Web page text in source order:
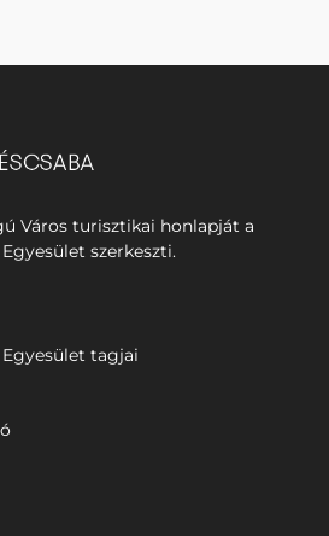
Város turisztikai honlapját a
szerkeszti.
tagjai